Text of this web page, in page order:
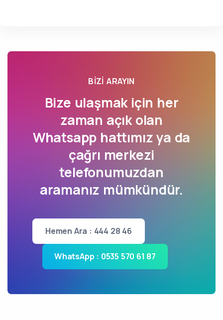
BIZI ARAYIN
Bize ulaşmak için her
zaman açık olan
Whatsapp hattımız ya da
çağrı merkezi
telefonumuzdan
aramanız mümkündür.
Hemen Ara : 444 28 46
WhatsApp : 0535 570 61 87